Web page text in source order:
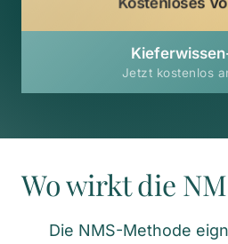
Jetzt kostenlos
Wo wirkt die
Die NMS-Methode